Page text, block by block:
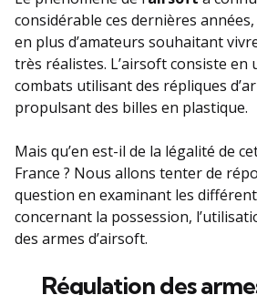
considérable ces dernières
en plus d’amateurs souhaitant
très réalistes. L’airsoft consiste en
combats utilisant des répliques
propulsant des billes en plastique.
Mais qu’en est-il de la légalité de
France ? Nous allons tenter de
question en examinant les
concernant la possession,
des armes d’airsoft.
Régulation des